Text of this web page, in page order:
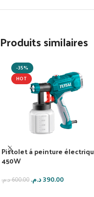
Produits similaires
-35%
HOT
Pistolet á peinture
450W
600.00د.م. 390.00د.م.